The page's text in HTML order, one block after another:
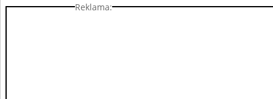
Reklama: